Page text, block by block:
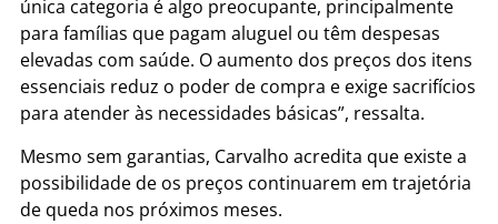
única categoria é algo preocupante, principalmente
para famílias que pagam aluguel ou têm despesas
elevadas com saúde. O aumento dos preços dos itens
essenciais reduz o poder de compra e exige sacrifícios
para atender às necessidades básicas”, ressalta.
Mesmo sem garantias, Carvalho acredita que existe a
possibilidade de os preços continuarem em trajetória
de queda nos próximos meses.